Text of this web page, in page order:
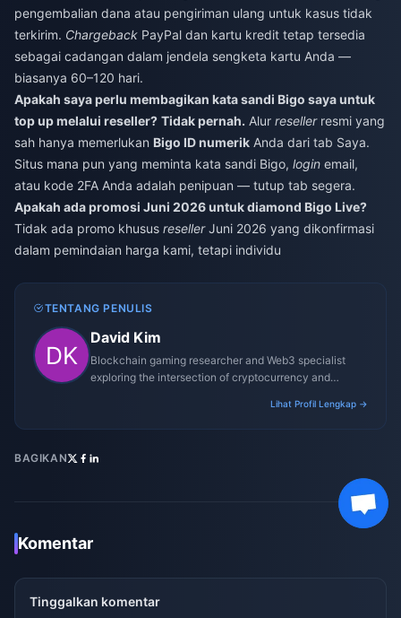
pengembalian dana atau pengiriman ulang untuk kasus tidak
terkirim. Chargeback PayPal dan kartu kredit tetap tersedia
sebagai cadangan dalam jendela sengketa kartu Anda —
biasanya 60–120 hari.
Apakah saya perlu membagikan kata sandi Bigo saya untuk
top up melalui reseller? Tidak pernah. Alur resellerresmi yang
sah hanya memerlukan Bigo ID numerik Anda dari tab Saya.
Situs mana pun yang meminta kata sandi Bigo, login email,
atau kode 2FA Anda adalah penipuan — tutup tab segera.
Apakah ada promosi Juni 2026 untuk diamond Bigo Live?
Tidak ada promo khusus resellerJuni 2026 yang dikonfirmasi
dalam pemindaian harga kami, tetapi individu
TENTANG PENULIS
David Kim
Blockchain gaming researcher and Web3 specialist
exploring the intersection of cryptocurrency and
Lihat Profil Lengkap →
BAGIKAN
Komentar
Tinggalkan komentar